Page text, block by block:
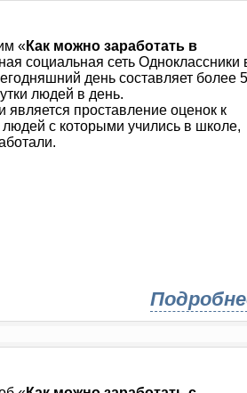
«Как можно заработать в
социальная сеть Одноклассники
день составляет более
людей в день.
является проставление оценок к
с которыми учились в школе,